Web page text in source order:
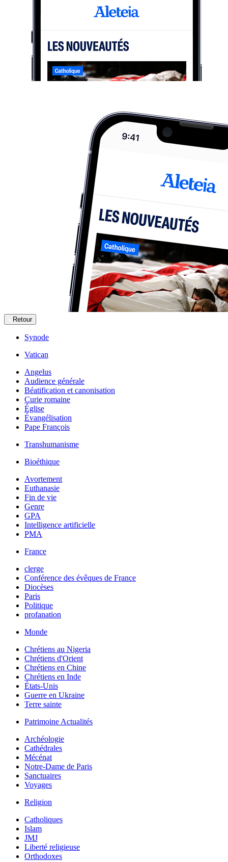
Retour
Synode
Vatican
Angelus
Audience générale
Béatification et canonisation
Curie romaine
Église
Évangélisation
Pape François
Transhumanisme
Bioéthique
Avortement
Euthanasie
Fin de vie
Genre
GPA
Intelligence artificielle
PMA
France
clerge
Conférence des évêques de France
Diocèses
Paris
Politique
profanation
Monde
Chrétiens au Nigeria
Chrétiens d'Orient
Chrétiens en Chine
Chrétiens en Inde
États-Unis
Guerre en Ukraine
Terre sainte
Patrimoine Actualités
Archéologie
Cathédrales
Mécénat
Notre-Dame de Paris
Sanctuaires
Voyages
Religion
Catholiques
Islam
JMJ
Liberté religieuse
Orthodoxes